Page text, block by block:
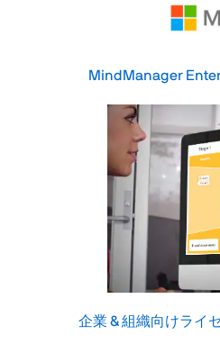
MindManager
企業 & 組織向けライ